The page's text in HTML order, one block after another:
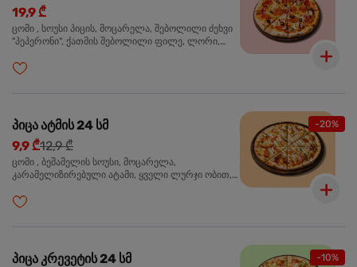
19,9 ₾
ცომი , სოუსი პიცის, მოცარელა, შებოლილი ძეხვი
"პეპერონი", ქათმის შებოლილი ფილე, ლორი,
-20%
პიცა ატმის 24 სმ
9,9 ₾12,9 ₾
ცომი , ბეშამელის სოუსი, მოცარელა,
კარამელიზირებული ატამი, ყველი ლურჯი ობით,
-10%
პიცა კრევეტის 24 სმ